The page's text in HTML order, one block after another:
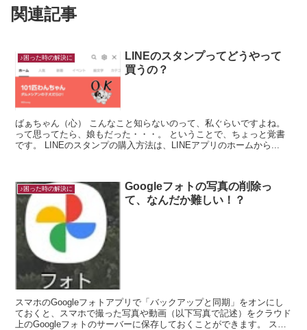
関連記事
♪困った時の解決に
LINEのスタンプってどうやって
買うの？
ばぁちゃん（心） こんなこと知らないのって、私ぐらいですよね。
って思ってたら、娘もだった・・・。 ということで、ちょっと覚書
です。 LINEのスタンプの購入方法は、LINEアプリのホームから...
♪困った時の解決に
Googleフォトの写真の削除っ
て、なんだか難しい！？
スマホのGoogleフォトアプリで「バックアップと同期」をオンにし
ておくと、スマホで撮った写真や動画（以下写真で記述）をクラウド
上のGoogleフォトのサーバーに保存しておくことができます。 スマ